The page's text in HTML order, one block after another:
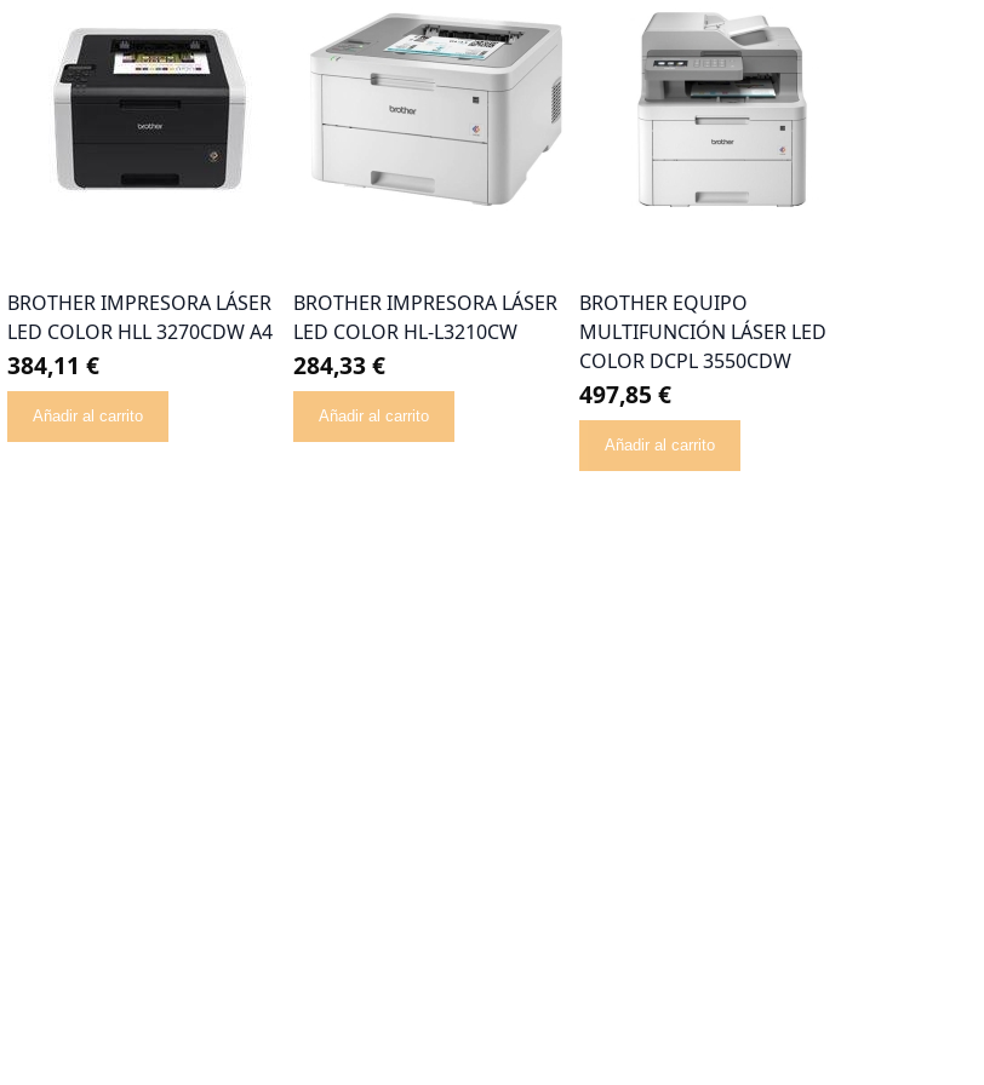
BROTHER IMPRESORA LÁSER
LED COLOR HLL 3270CDW A4
384,11 €
Añadir al carrito
BROTHER IMPRESORA LÁSER
LED COLOR HL-L3210CW
284,33 €
Añadir al carrito
BROTHER EQUIPO
MULTIFUNCIÓN LÁSER LED
COLOR DCPL 3550CDW
497,85 €
Añadir al carrito